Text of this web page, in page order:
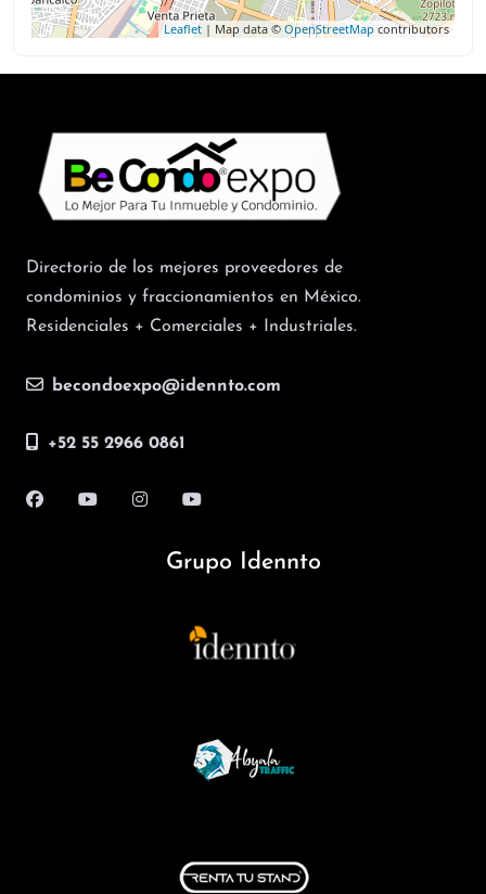
Leaflet | Map data ©OpenStreetMap contributors
Directorio de los mejores proveedores de
condominios y fraccionamientos en México.
Residenciales + Comerciales + Industriales.
becondoexpo@idennto.com
+52 55 2966 0861
Grupo Idennto